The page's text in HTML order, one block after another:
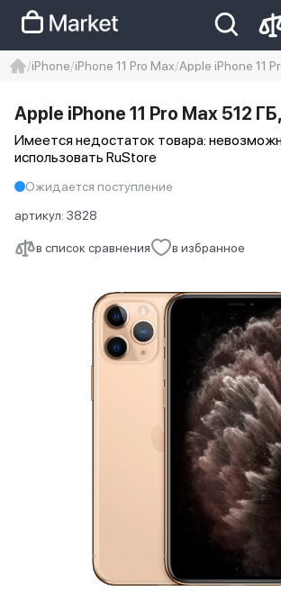
Iphone 14 pro max
айфон 14
iPhone iPhone 11 Pro Max Apple iPhone 11
в список сравнения в избранное
Apple iPhone 11 Pro Max 512
Имеется недостаток товара:
использовать RuStore
Ожидается поступление
артикул: 3828